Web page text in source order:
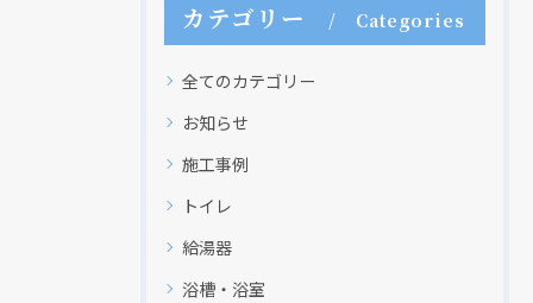
カテゴリー Categories
全てのカテゴリー
お知らせ
施工事例
トイレ
給湯器
浴槽・浴室